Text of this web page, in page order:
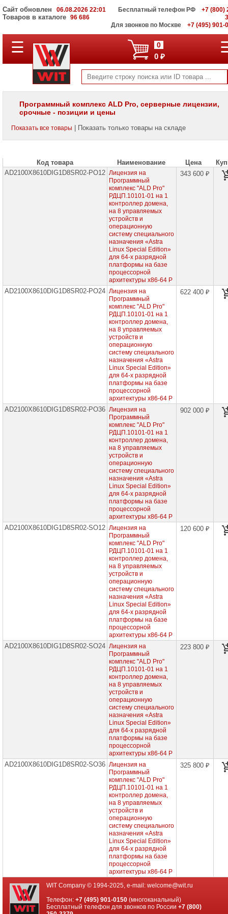
Сайт обновлен 06.08.2026 22:01
Товаров в каталоге 96 686
Бесплатный телефон РФ
+7 (800)
Для звонков по Москве
+7 (495) 901-
ПОЛНЫЙ
КАТАЛОГ
Корпоративные
серверы
WIT
Системы
данных
WIT
Мониторы
и
Моноблоки
Brand
Компоненты
BaseALT
разработки
(все
Сертификаты
на
техническую
поддержку
для
виртуализации
☰ 0
0 ₽
Программный комплекс ALD Pro, серверные лицензии,
срочные - позиции и цены
Показать все товары | Показать только товары на складе
Код товара Наименование Цена
AD2100X8610DIG1D8SR02-PO12 Лицензия на
Программный
комплекс "ALD Pro"
РДЦП.10101-01 на 1
контроллер домена,
на 8 управляемых
устройств и
операционную
систему специального
назначения «Astra
Linux Special Edition»
для 64-х разрядной
платформы на базе
процессорной
архитектуры x86-64 Р
343 600 ₽
AD2100X8610DIG1D8SR02-PO24 Лицензия на
Программный
комплекс "ALD Pro"
РДЦП.10101-01 на 1
контроллер домена,
на 8 управляемых
устройств и
операционную
систему специального
назначения «Astra
Linux Special Edition»
для 64-х разрядной
платформы на базе
процессорной
архитектуры x86-64 Р
622 400 ₽
AD2100X8610DIG1D8SR02-PO36 Лицензия на
Программный
комплекс "ALD Pro"
РДЦП.10101-01 на 1
контроллер домена,
на 8 управляемых
устройств и
операционную
систему специального
назначения «Astra
Linux Special Edition»
для 64-х разрядной
платформы на базе
процессорной
архитектуры x86-64 Р
902 000 ₽
AD2100X8610DIG1D8SR02-SO12 Лицензия на
Программный
комплекс "ALD Pro"
РДЦП.10101-01 на 1
контроллер домена,
на 8 управляемых
устройств и
операционную
систему специального
назначения «Astra
Linux Special Edition»
для 64-х разрядной
платформы на базе
процессорной
архитектуры x86-64 Р
120 600 ₽
AD2100X8610DIG1D8SR02-SO24 Лицензия на
Программный
комплекс "ALD Pro"
РДЦП.10101-01 на 1
контроллер домена,
на 8 управляемых
устройств и
операционную
систему специального
назначения «Astra
Linux Special Edition»
для 64-х разрядной
платформы на базе
процессорной
архитектуры x86-64 Р
223 800 ₽
AD2100X8610DIG1D8SR02-SO36 Лицензия на
Программный
комплекс "ALD Pro"
РДЦП.10101-01 на 1
контроллер домена,
на 8 управляемых
устройств и
операционную
систему специального
назначения «Astra
Linux Special Edition»
для 64-х разрядной
платформы на базе
процессорной
архитектуры x86-64 Р
325 800 ₽
WIT Company © 1994-2025, e-mail: welcome@wit.ru
Телефон:+7 (495) 901-0150 (многоканальный)
Бесплатный телефон для звонков по России+7 (800)